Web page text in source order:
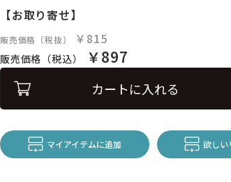
【お取り寄せ】
販売価格（税抜） ￥815
販売価格（税込） ￥897
カートに入れる
マイアイテムに追加 欲しい